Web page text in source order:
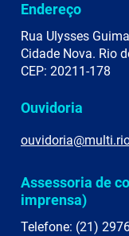
Endereço
Rua Ulysses
Cidade Nova. Rio
CEP: 20211-178
Ouvidoria
Assessoria de
imprensa)
Telefone: (21)